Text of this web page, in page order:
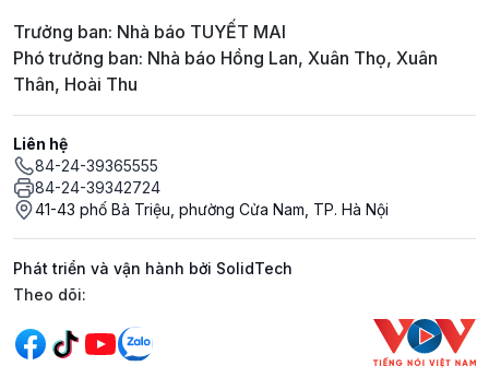
Trưởng ban: Nhà báo TUYẾT MAI
Phó trưởng ban: Nhà báo Hồng Lan, Xuân Thọ, Xuân
Thân, Hoài Thu
Liên hệ
84-24-39365555
84-24-39342724
41-43 phố Bà Triệu, phường Cửa Nam, TP. Hà Nội
Phát triển và vận hành bởi SolidTech
Mạng xã hội
Theo dõi: